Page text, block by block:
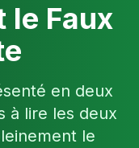
le Faux
en deux
à lire les deux
le